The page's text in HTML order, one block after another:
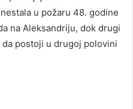
u požaru 48. godine
na Aleksandriju, dok drugi
postoji u drugoj polovini